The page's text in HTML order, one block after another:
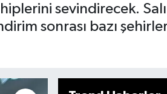
sevindirecek.
sonrası bazı